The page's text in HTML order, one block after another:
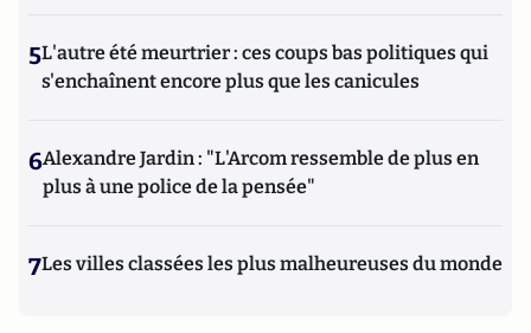
5L'autre été meurtrier : ces coups bas politiques qui
s'enchaînent encore plus que les canicules
6Alexandre Jardin : "L'Arcom ressemble de plus en
plus à une police de la pensée"
7Les villes classées les plus malheureuses du monde